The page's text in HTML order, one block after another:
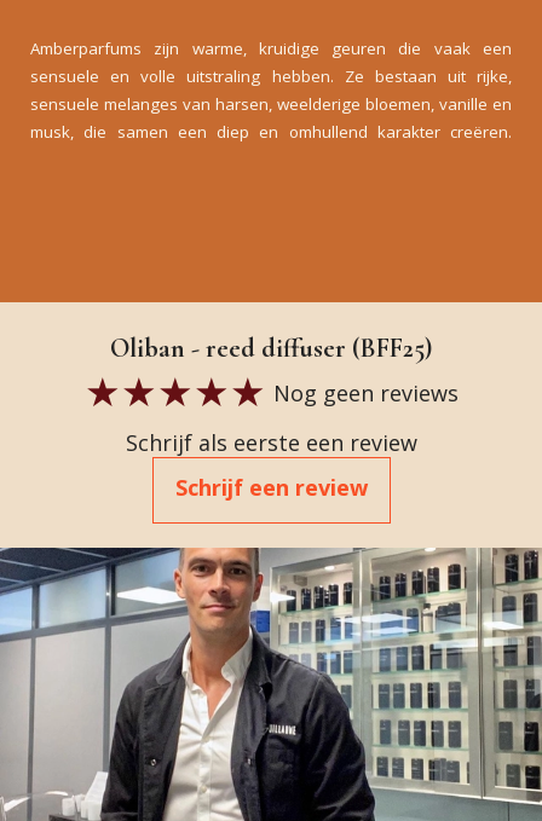
Amberparfums zijn warme, kruidige geuren die vaak een
sensuele en volle uitstraling hebben. Ze bestaan uit rijke,
sensuele melanges van harsen, weelderige bloemen, vanille en
musk, die samen een diep en omhullend karakter creëren.
Oliban - reed diffuser (BFF25)
Nog geen reviews
Schrijf als eerste een review
Schrijf een review